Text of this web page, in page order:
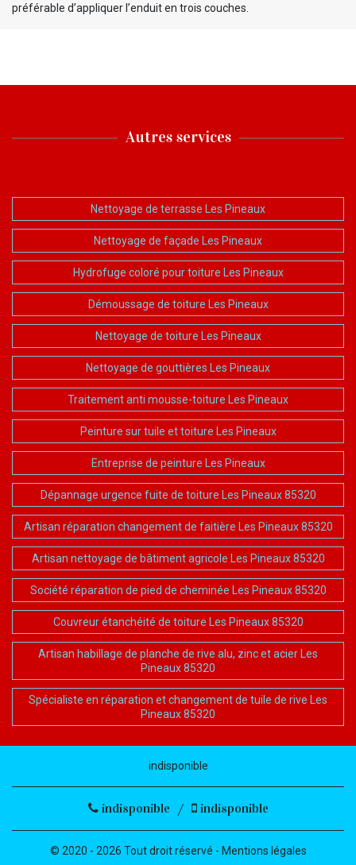
préférable d’appliquer l’enduit en trois couches.
Autres services
Nettoyage de terrasse Les Pineaux
Nettoyage de façade Les Pineaux
Hydrofuge coloré pour toiture Les Pineaux
Démoussage de toiture Les Pineaux
Nettoyage de toiture Les Pineaux
Nettoyage de gouttières Les Pineaux
Traitement anti mousse-toiture Les Pineaux
Peinture sur tuile et toiture Les Pineaux
Entreprise de peinture Les Pineaux
Dépannage urgence fuite de toiture Les Pineaux 85320
Artisan réparation changement de faitière Les Pineaux 85320
Artisan nettoyage de bâtiment agricole Les Pineaux 85320
Société réparation de pied de cheminée Les Pineaux 85320
Couvreur étanchéité de toiture Les Pineaux 85320
Artisan habillage de planche de rive alu, zinc et acier Les
Pineaux 85320
Spécialiste en réparation et changement de tuile de rive Les
Pineaux 85320
indisponible
indisponible / indisponible
© 2020 - 2026 Tout droit réservé - Mentions légales